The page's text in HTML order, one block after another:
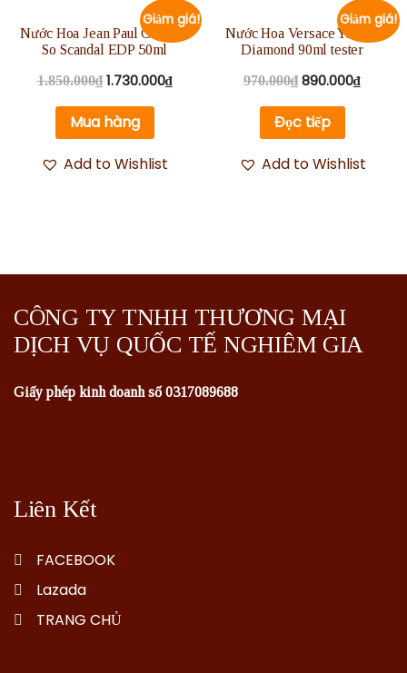
Giảm giá!
Nước Hoa Jean Paul Gaultier
So Scandal EDP 50ml
1.850.000₫ 1.730.000₫
Mua hàng
Add to Wishlist
Giảm giá!
Nước Hoa Versace Yellow
Diamond 90ml tester
970.000₫ 890.000₫
Đọc tiếp
Add to Wishlist
CÔNG TY TNHH THƯƠNG MẠI
DỊCH VỤ QUỐC TẾ NGHIÊM GIA
Giấy phép kinh doanh số 0317089688
Liên Kết
FACEBOOK
Lazada
TRANG CHỦ